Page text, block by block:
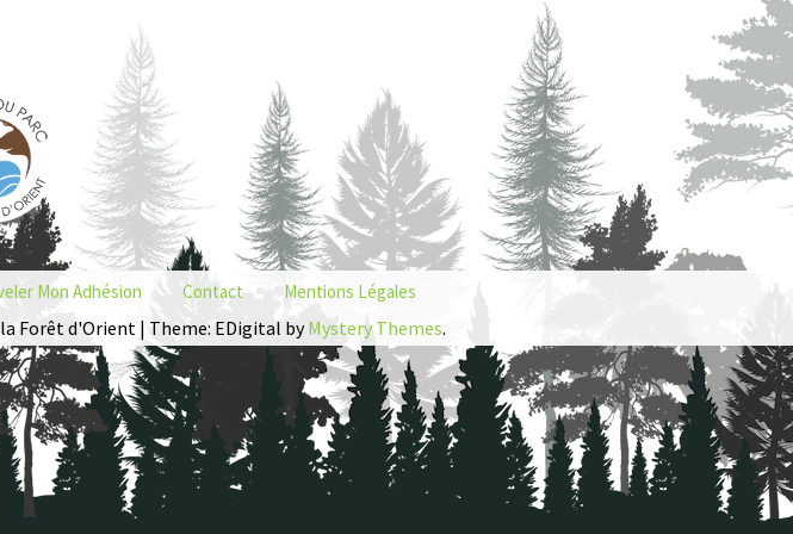
Mon Adhésion Contact Mentions Légales
Forêt d'Orient | Theme: EDigital byMystery Themes.